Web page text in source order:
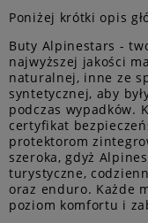
Poniżej krótki opis
Buty Alpinestars -
najwyższej jakości
naturalnej, inne ze
syntetycznej, aby
podczas wypadków.
certyfikat
protektorom
szeroka, gdyż
turystyczne,
oraz enduro. Każde
poziom komfortu i